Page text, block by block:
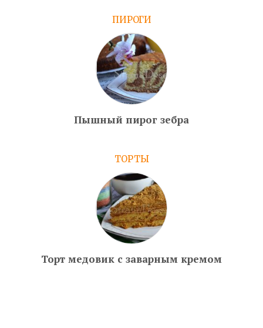
ПИРОГИ
Пышный пирог зебра
ТОРТЫ
Торт медовик с заварным кремом